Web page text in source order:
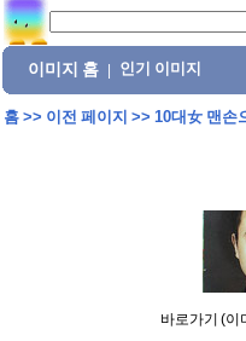
이미지 홈 인기 이미지
홈>> 이전 페이지 >> 10대女 맨손
바로가기 (이